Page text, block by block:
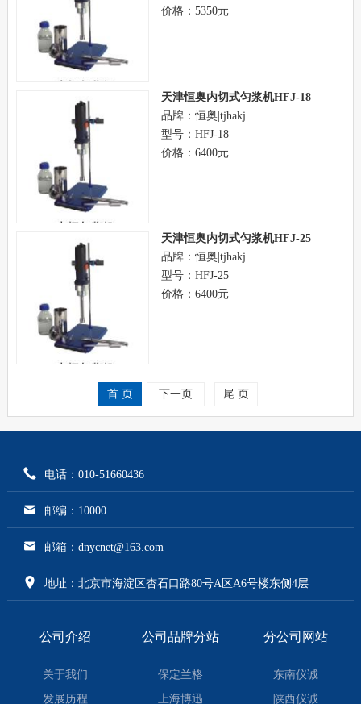
价格：5350元
天津恒奥内切式匀浆机HFJ-18
品牌：恒奥|tjhakj
型号：HFJ-18
价格：6400元
天津恒奥内切式匀浆机HFJ-25
品牌：恒奥|tjhakj
型号：HFJ-25
价格：6400元
首 页 下一页 尾 页
电话：010-51660436
邮编：10000
邮箱：dnycnet@163.com
地址：北京市海淀区杏石口路80号A区A6号楼东侧4层
公司介绍
关于我们
发展历程
公司品牌分站
保定兰格
上海博迅
分公司网站
东南仪诚
陕西仪诚